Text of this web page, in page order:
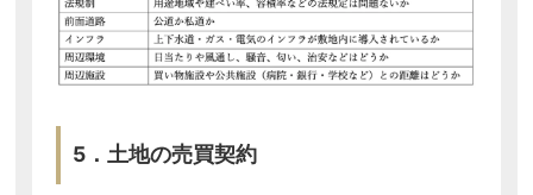
5．土地の売買契約